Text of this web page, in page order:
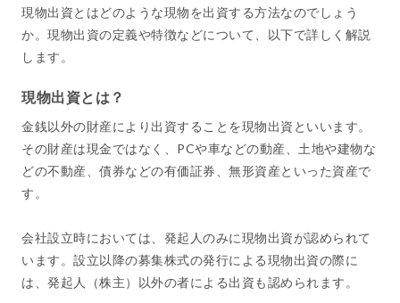
現物出資とはどのような現物を出資する方法なのでしょう
か。現物出資の定義や特徴などについて、以下で詳しく解説
します。
現物出資とは？
金銭以外の財産により出資することを現物出資といいます。
その財産は現金ではなく、PCや車などの動産、土地や建物な
どの不動産、債券などの有価証券、無形資産といった資産で
す。
会社設立時においては、発起人のみに現物出資が認められて
います。設立以降の募集株式の発行による現物出資の際に
は、発起人（株主）以外の者による出資も認められます。